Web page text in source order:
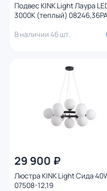
Подвес KINK Light Лаура
3000К (теплый)
В наличии 46 шт.
29 900 ₽
Люстра KINK Light Сида
07508-12,19
Вид рассеивателя
Количество
Оформление
Поверхность